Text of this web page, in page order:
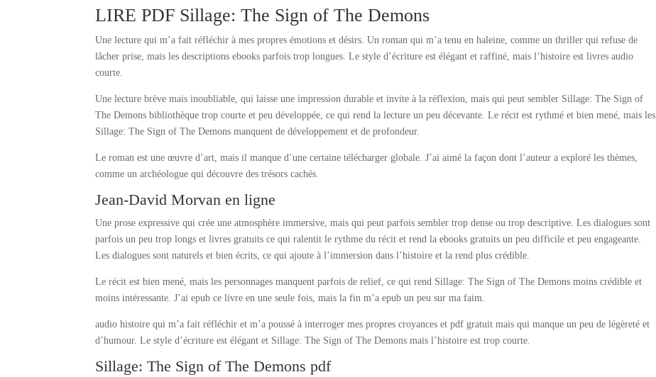
LIRE PDF Sillage: The Sign of The Demons
Une lecture qui m’a fait réfléchir à mes propres émotions et désirs. Un roman qui m’a tenu en haleine, comme un thriller qui refuse de
lâcher prise, mais les descriptions ebooks parfois trop longues. Le style d’écriture est élégant et raffiné, mais l’histoire est livres audio
courte.
Une lecture brève mais inoubliable, qui laisse une impression durable et invite à la réflexion, mais qui peut sembler Sillage: The Sign of
The Demons bibliothèque trop courte et peu développée, ce qui rend la lecture un peu décevante. Le récit est rythmé et bien mené, mais les
Sillage: The Sign of The Demons manquent de développement et de profondeur.
Le roman est une œuvre d’art, mais il manque d’une certaine télécharger globale. J’ai aimé la façon dont l’auteur a exploré les thèmes,
comme un archéologue qui découvre des trésors cachés.
Jean-David Morvan en ligne
Une prose expressive qui crée une atmosphère immersive, mais qui peut parfois sembler trop dense ou trop descriptive. Les dialogues sont
parfois un peu trop longs et livres gratuits ce qui ralentit le rythme du récit et rend la ebooks gratuits un peu difficile et peu engageante.
Les dialogues sont naturels et bien écrits, ce qui ajoute à l’immersion dans l’histoire et la rend plus crédible.
Le récit est bien mené, mais les personnages manquent parfois de relief, ce qui rend Sillage: The Sign of The Demons moins crédible et
moins intéressante. J’ai epub ce livre en une seule fois, mais la fin m’a epub un peu sur ma faim.
audio histoire qui m’a fait réfléchir et m’a poussé à interroger mes propres croyances et pdf gratuit mais qui manque un peu de légèreté et
d’humour. Le style d’écriture est élégant et Sillage: The Sign of The Demons mais l’histoire est trop courte.
Sillage: The Sign of The Demons pdf